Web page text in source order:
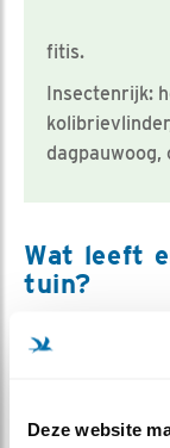
Deze website
fitis.
Insectenrijk:
Wat leeft
tuin?
van gehoord: een